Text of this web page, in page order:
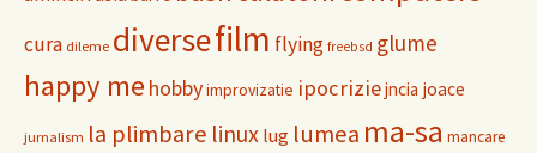
cura dileme diversefilm flying freebsd glume
happy me hobbyimprovizatie ipocriziejncia joace
jurnalism la plimbare linux lug lumea ma-sa mancare